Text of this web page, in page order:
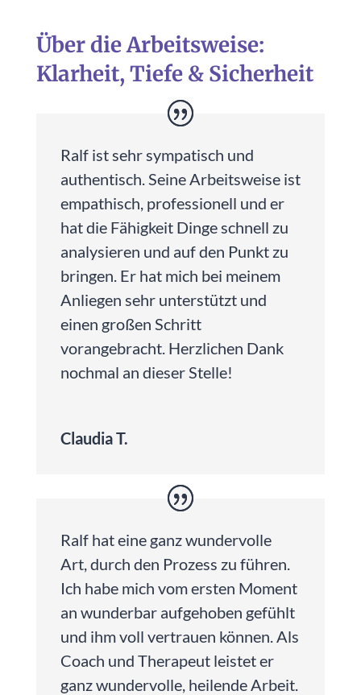
Über die Arbeitsweise:
Klarheit, Tiefe & Sicherheit
Ralf ist sehr sympatisch und
authentisch. Seine Arbeitsweise ist
empathisch, professionell und er
hat die Fähigkeit Dinge schnell zu
analysieren und auf den Punkt zu
bringen. Er hat mich bei meinem
Anliegen sehr unterstützt und
einen großen Schritt
vorangebracht. Herzlichen Dank
nochmal an dieser Stelle!
Claudia T.
Ralf hat eine ganz wundervolle
Art, durch den Prozess zu führen.
Ich habe mich vom ersten Moment
an wunderbar aufgehoben gefühlt
und ihm voll vertrauen können. Als
Coach und Therapeut leistet er
ganz wundervolle, heilende Arbeit.